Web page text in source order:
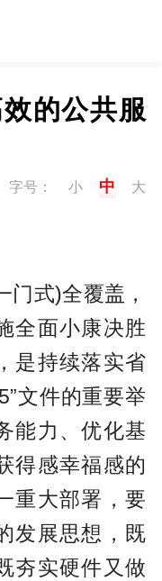
的公共服
字号： 小 中 大
式)全覆盖，
全面小康决胜
是持续落实省
文件的重要举
能力、优化基
得感幸福感的
重大部署，要
发展思想，既
夯实硬件又做